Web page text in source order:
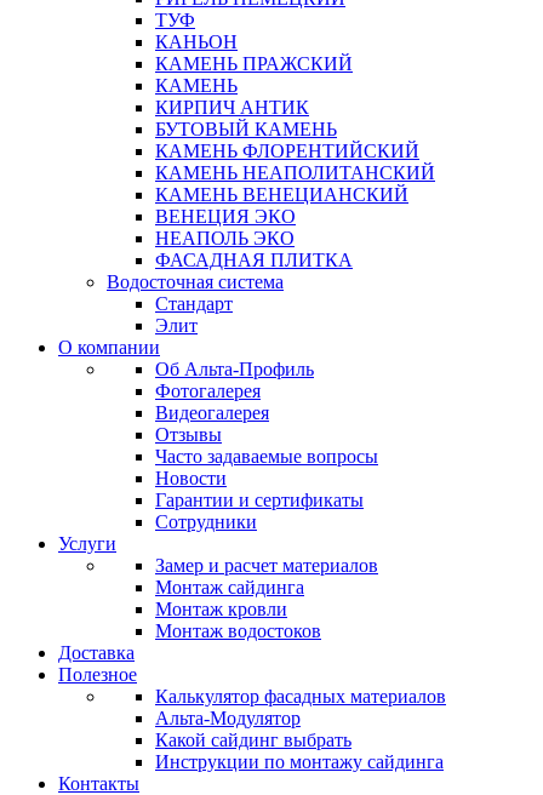
ТУФ
КАНЬОН
КАМЕНЬ ПРАЖСКИЙ
КАМЕНЬ
КИРПИЧ АНТИК
БУТОВЫЙ КАМЕНЬ
КАМЕНЬ ФЛОРЕНТИЙСКИЙ
КАМЕНЬ НЕАПОЛИТАНСКИЙ
КАМЕНЬ ВЕНЕЦИАНСКИЙ
ВЕНЕЦИЯ ЭКО
НЕАПОЛЬ ЭКО
ФАСАДНАЯ ПЛИТКА
Водосточная система
Стандарт
Элит
О компании
Об Альта-Профиль
Фотогалерея
Видеогалерея
Отзывы
Часто задаваемые вопросы
Новости
Гарантии и сертификаты
Сотрудники
Услуги
Замер и расчет материалов
Монтаж сайдинга
Монтаж кровли
Монтаж водостоков
Доставка
Полезное
Калькулятор фасадных материалов
Альта-Модулятор
Какой сайдинг выбрать
Инструкции по монтажу сайдинга
Контакты